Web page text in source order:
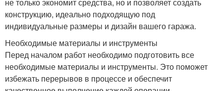
не только экономит средства, но и позволяет создать
конструкцию, идеально подходящую под
индивидуальные размеры и дизайн вашего гаража.
Необходимые материалы и инструменты
Перед началом работ необходимо подготовить все
необходимые материалы и инструменты. Это поможет
избежать перерывов в процессе и обеспечит